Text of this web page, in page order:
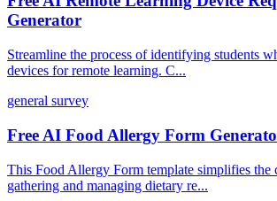
Generator
Streamline the process of identifying students
devices for remote learning. C...
general survey
Free AI Food Allergy Form
This Food Allergy Form template simplifies the
gathering and managing dietary re...